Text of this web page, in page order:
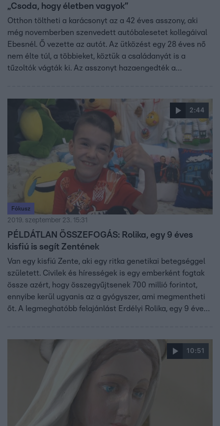
„Csoda, hogy életben vagyok”
Otthon töltheti a karácsonyt az a 42 éves asszony, aki
még novemberben szenvedett autóbalesetet kollegáival
Ebesnél. Ő vezette az autót. Az ütközést egy 28 éves nő
nem élte túl, a többieket, köztük a családanyát is a
tűzoltók vágták ki. Az asszonyt hazaengedték a
2:44
Fókusz
2019. szeptember 23. 15:31
PÉLDÁTLAN ÖSSZEFOGÁS: Rolika, egy 9 éves
kisfiú is segít Zentének
Van egy kisfiú Zente, aki egy ritka genetikai betegséggel
született. Civilek és hírességek is egy emberként fogtak
össze azért, hogy összegyűjtsenek 700 millió forintot,
ennyibe kerül ugyanis az a gyógyszer, ami megmentheti
őt. A legmeghatóbb felajánlást Erdélyi Rolika, egy 9 éves
10:51